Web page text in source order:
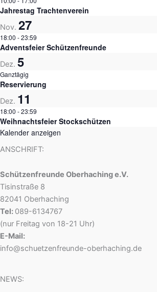
Jahrestag Trachtenverein
Nov. 27
18:00 -23:59
Adventsfeier Schützenfreunde
Dez. 5
Ganztägig
Reservierung
Dez. 11
18:00 -23:59
Weihnachtsfeier Stockschützen
Kalender anzeigen
ANSCHRIFT:
Schützenfreunde Oberhaching e.V.
Tisinstraße 8
82041 Oberhaching
Tel: 089-6134767
(nur Freitag von 18-21 Uhr)
E-Mail:
info@schuetzenfreunde-oberhaching.de
NEWS: